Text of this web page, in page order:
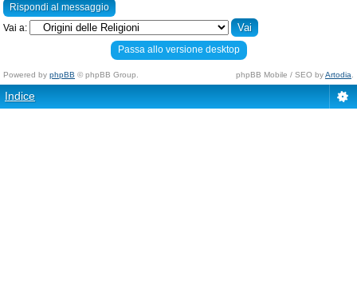
Rispondi al messaggio
Vai a:
Passa allo versione desktop
Powered by phpBB © phpBB Group. phpBB Mobile / SEO byArtodia
Indice